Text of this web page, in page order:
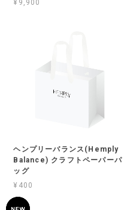
¥9,900
ヘンプリーバランス(Hemply
Balance) クラフトペーパーパ
ッグ
¥400